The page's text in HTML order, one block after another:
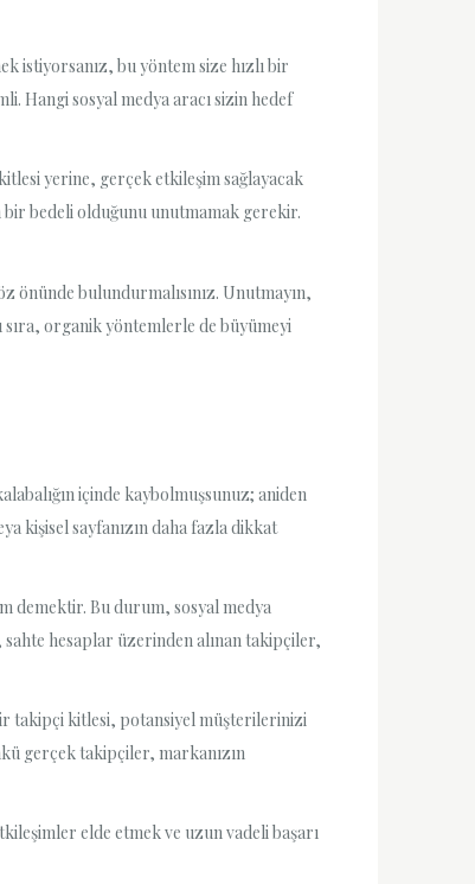
istiyorsanız, bu yöntem size hızlı bir
Hangi sosyal medya aracı sizin hedef
yerine, gerçek etkileşim sağlayacak
bir bedeli olduğunu unutmamak gerekir.
önünde bulundurmalısınız. Unutmayın,
sıra, organik yöntemlerle de büyümeyi
içinde kaybolmuşsunuz; aniden
kişisel sayfanızın daha fazla dikkat
demektir. Bu durum, sosyal medya
hesaplar üzerinden alınan takipçiler,
takipçi kitlesi, potansiyel müşterilerinizi
gerçek takipçiler, markanızın
elde etmek ve uzun vadeli başarı